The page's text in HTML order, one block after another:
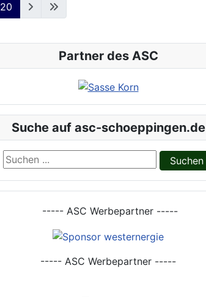
20
Partner des ASC
Suche auf asc-schoeppingen.de
Suchen ... Suchen
----- ASC Werbepartner -----
----- ASC Werbepartner -----